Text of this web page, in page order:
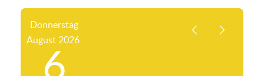
Donnerstag
August 2026
6